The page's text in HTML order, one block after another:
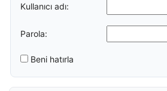
Kullanıcı adı:
Parola:
Beni hatırla